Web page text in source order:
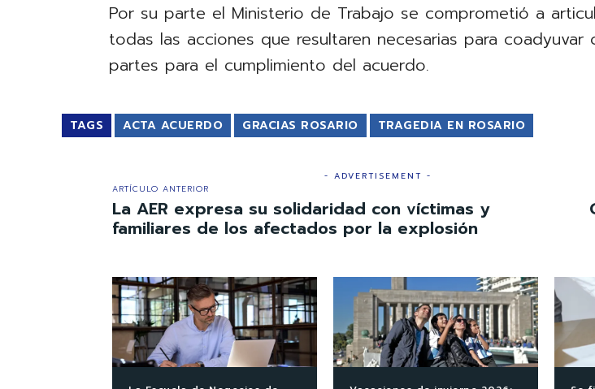
Por su parte el Ministerio de Trabajo se comprometió a
todas las acciones que resultaren necesarias para coadyuvar
partes para el cumplimiento del acuerdo.
TAGS ACTA ACUERDO GRACIAS ROSARIO TRAGEDIA EN ROSARIO
- ADVERTISEMENT -
ARTÍCULO ANTERIOR
La AER expresa su solidaridad con víctimas y
familiares de los afectados por la explosión